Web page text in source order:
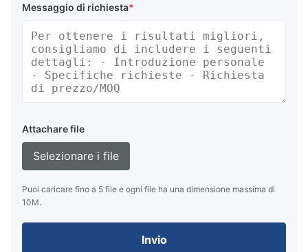
Messaggio di richiesta*
Attachare file
Selezionare i file
Puoi caricare fino a 5 file e ogni file ha una dimensione massima di
10M.
Invio